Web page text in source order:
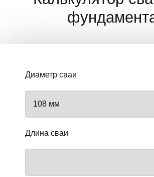
Диаметр сваи
Длина сваи